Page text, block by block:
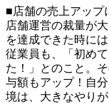
■店舗の売上アップ
店舗運営の裁量が
を達成できた時に
従業員も、「初め
た！」とのこと。
与額もアップ！自
境は、大きなやりが